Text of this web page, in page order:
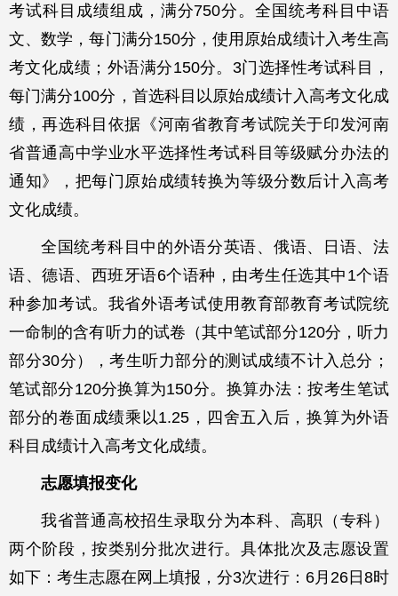
考试科目成绩组成，满分750分。全国统考科目中语
文、数学，每门满分150分，使用原始成绩计入考生高
考文化成绩；外语满分150分。3门选择性考试科目，
每门满分100分，首选科目以原始成绩计入高考文化成
绩，再选科目依据《河南省教育考试院关于印发河南
省普通高中学业水平选择性考试科目等级赋分办法的
通知》，把每门原始成绩转换为等级分数后计入高考
文化成绩。
全国统考科目中的外语分英语、俄语、日语、法
语、德语、西班牙语6个语种，由考生任选其中1个语
种参加考试。我省外语考试使用教育部教育考试院统
一命制的含有听力的试卷（其中笔试部分120分，听力
部分30分），考生听力部分的测试成绩不计入总分；
笔试部分120分换算为150分。换算办法：按考生笔试
部分的卷面成绩乘以1.25，四舍五入后，换算为外语
科目成绩计入高考文化成绩。
志愿填报变化
我省普通高校招生录取分为本科、高职（专科）
两个阶段，按类别分批次进行。具体批次及志愿设置
如下：考生志愿在网上填报，分3次进行：6月26日8时